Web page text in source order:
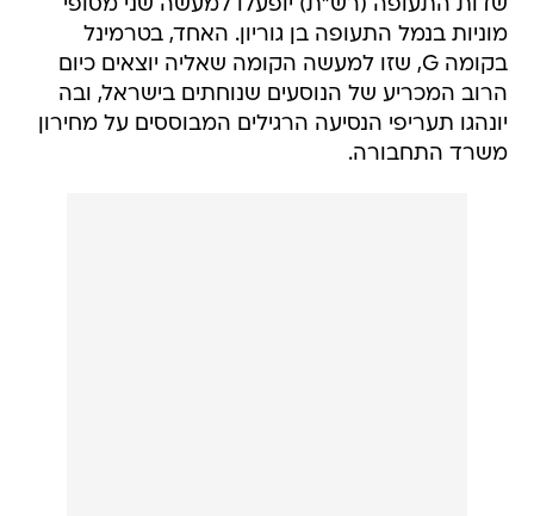
שדות התעופה (רש"ת) יופעלו למעשה שני מסופי
מוניות בנמל התעופה בן גוריון. האחד, בטרמינל
בקומה G, שזו למעשה הקומה שאליה יוצאים כיום
הרוב המכריע של הנוסעים שנוחתים בישראל, ובה
יונהגו תעריפי הנסיעה הרגילים המבוססים על מחירון
משרד התחבורה.